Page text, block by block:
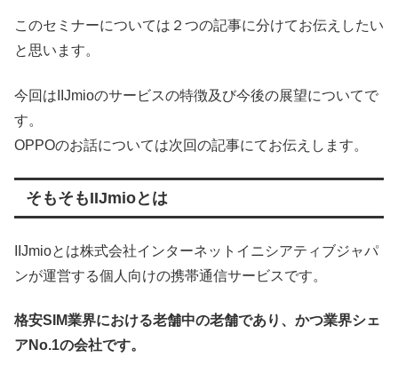
このセミナーについては２つの記事に分けてお伝えしたい
と思います。
今回はIIJmioのサービスの特徴及び今後の展望についてで
す。
OPPOのお話については次回の記事にてお伝えします。
そもそもIIJmioとは
IIJmioとは株式会社インターネットイニシアティブジャパ
ンが運営する個人向けの携帯通信サービスです。
格安SIM業界における老舗中の老舗であり、かつ業界シェ
アNo.1の会社です。